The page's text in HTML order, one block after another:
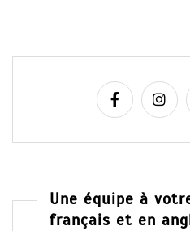
Une équipe à
français et en